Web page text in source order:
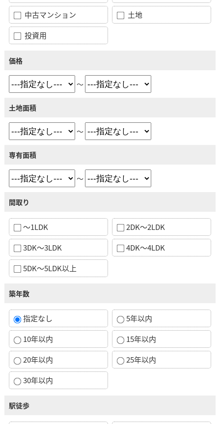
中古マンション
土地
投資用
価格
～
土地面積
～
専有面積
～
間取り
～1LDK
2DK～2LDK
3DK～3LDK
4DK～4LDK
5DK～5LDK以上
築年数
指定なし
5年以内
10年以内
15年以内
20年以内
25年以内
30年以内
駅徒歩